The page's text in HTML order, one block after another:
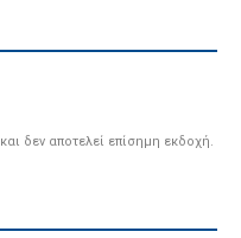
δεν αποτελεί επίσημη εκδοχή.